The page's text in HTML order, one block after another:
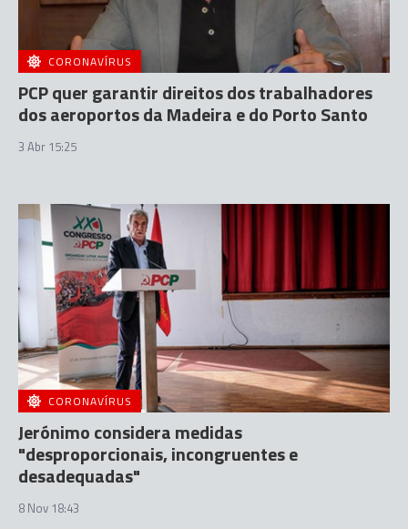
CORONAVÍRUS
PCP quer garantir direitos dos trabalhadores
dos aeroportos da Madeira e do Porto Santo
3 Abr 15:25
CORONAVÍRUS
Jerónimo considera medidas
"desproporcionais, incongruentes e
desadequadas"
8 Nov 18:43